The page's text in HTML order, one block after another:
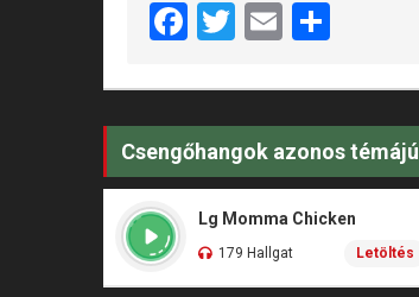
Facebook
Twitter
Email
Csengőhangok azonos témájú
Lg Momma Chicken
179 Hallgat Letöltés